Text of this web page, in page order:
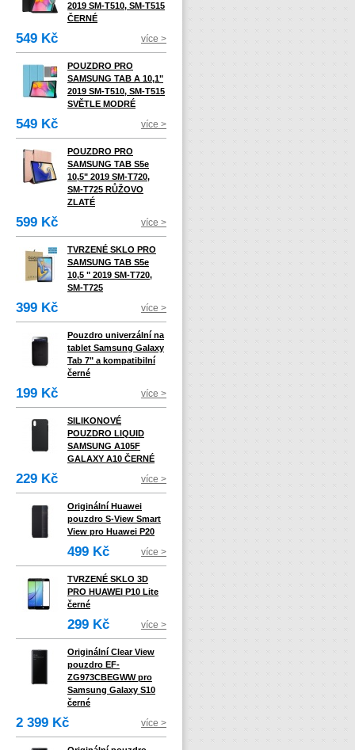
2019 SM-T510, SM-T515
ČERNÉ
549 Kč více >
POUZDRO PRO
SAMSUNG TAB A 10,1"
2019 SM-T510, SM-T515
SVĚTLE MODRÉ
549 Kč více >
POUZDRO PRO
SAMSUNG TAB S5e
10,5" 2019 SM-T720,
SM-T725 RŮŽOVO
ZLATÉ
599 Kč více >
TVRZENÉ SKLO PRO
SAMSUNG TAB S5e
10,5 " 2019 SM-T720,
SM-T725
399 Kč více >
Pouzdro univerzální na
tablet Samsung Galaxy
Tab 7" a kompatibilní
černé
199 Kč více >
SILIKONOVÉ
POUZDRO LIQUID
SAMSUNG A105F
GALAXY A10 ČERNÉ
229 Kč více >
Originální Huawei
pouzdro S-View Smart
View pro Huawei P20
499 Kč více >
TVRZENÉ SKLO 3D
PRO HUAWEI P10 Lite
černé
299 Kč více >
Originální Clear View
pouzdro EF-
ZG973CBEGWW pro
Samsung Galaxy S10
černé
2 399 Kč více >